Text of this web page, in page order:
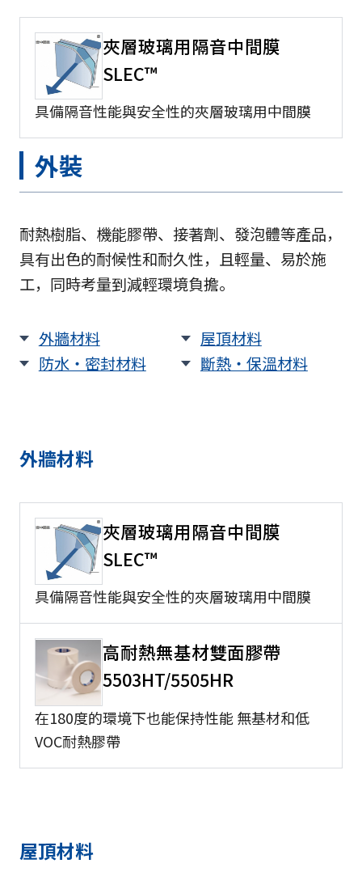
夾層玻璃用隔音中間膜
SLEC™
具備隔音性能與安全性的夾層玻璃用中間膜
外裝
耐熱樹脂、機能膠帶、接著劑、發泡體等產品，
具有出色的耐候性和耐久性，且輕量、易於施
工，同時考量到減輕環境負擔。
外牆材料
屋頂材料
防水・密封材料
斷熱・保溫材料
外牆材料
夾層玻璃用隔音中間膜
SLEC™
具備隔音性能與安全性的夾層玻璃用中間膜
高耐熱無基材雙面膠帶
5503HT/5505HR
在180度的環境下也能保持性能 無基材和低
VOC耐熱膠帶
屋頂材料